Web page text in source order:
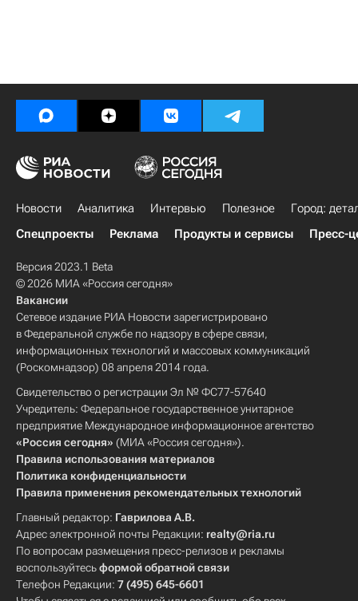
Новости Аналитика Интервью Полезное
Город:
Спецпроекты
Реклама Продукты и сервисы Пресс-
Версия 2023.1 Beta
© 2026 МИА «Россия сегодня»
Вакансии
Сетевое издание РИА Новости зарегистрировано
в Федеральной службе по надзору в сфере связи,
информационных технологий и массовых коммуникаций
(Роскомнадзор) 08 апреля 2014 года.
Свидетельство о регистрации Эл № ФС77-57640
Учредитель: Федеральное государственное унитарное
предприятие Международное информационное агентство
«Россия сегодня» (МИА «Россия сегодня»).
Правила использования материалов
Политика конфиденциальности
Правила применения рекомендательных технологий
Главный редактор: Гаврилова А.В.
Адрес электронной почты Редакции: realty@ria.ru
По вопросам размещения пресс-релизов и рекламы
воспользуйтесьформой обратной связи
Телефон Редакции: 7 (495) 645-6601